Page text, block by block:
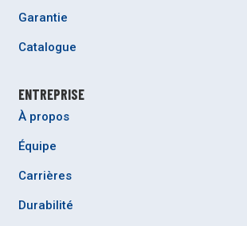
Garantie
Catalogue
ENTREPRISE
À propos
Équipe
Carrières
Durabilité